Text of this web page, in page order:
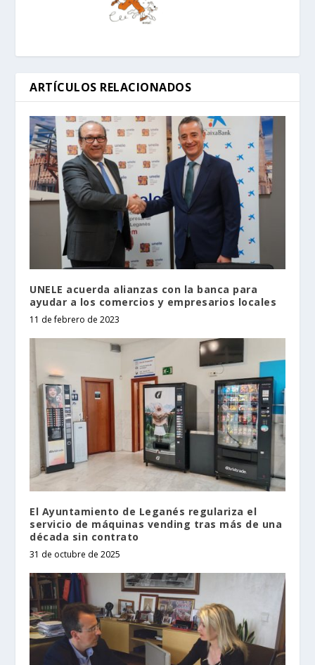
ARTÍCULOS RELACIONADOS
UNELE acuerda alianzas con la banca para
ayudar a los comercios y empresarios locales
11 de febrero de 2023
El Ayuntamiento de Leganés regulariza el
servicio de máquinas vending tras más de una
década sin contrato
31 de octubre de 2025